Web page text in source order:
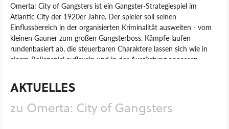
Omerta: City of Gangsters ist ein Gangster-Strategiespiel im
Atlantic City der 1920er Jahre. Der spieler soll seinen
Einflussbereich in der organisierten Kriminalität ausweiten - vom
kleinen Gauner zum großen Gangsterboss. Kämpfe laufen
rundenbasiert ab, die steuerbaren Charaktere lassen sich wie in
einem Rollenspiel aufleveln und in der Ausrüstung anpassen.
Koop- und einen klassischen Spieler-gegen-Spieler-Multiplayer.
Atlantic City ist in Omerta: City of Gangsters in 20 Karten mit
verschiedenen Stadtteilen aufgeteilt.
AKTUELLES
zu Omerta: City of Gangsters